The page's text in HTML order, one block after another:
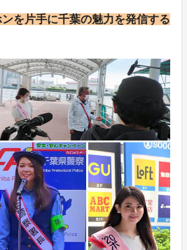
を片手に千葉の魅力を発信する